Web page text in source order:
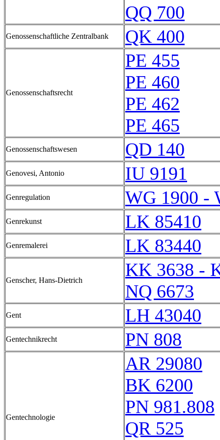
QQ 700
Genossenschaftliche Zentralbank QK 400
Genossenschaftsrecht
PE 455
PE 460
PE 462
PE 465
Genossenschaftswesen QD 140
Genovesi, Antonio IU 9191
Genregulation WG 1900 -
Genrekunst LK 85410
Genremalerei LK 83440
Genscher, Hans-Dietrich
KK 3638 -
NQ 6673
Gent LH 43040
Gentechnikrecht PN 808
Gentechnologie
AR 29080
BK 6200
PN 981.808
QR 525